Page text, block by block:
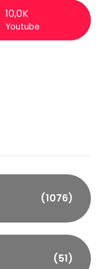
10,0K
Youtube
(1076)
(51)